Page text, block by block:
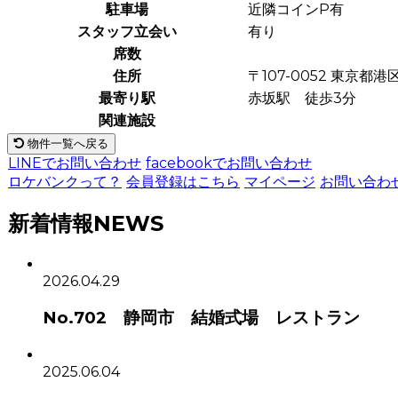
駐車場
近隣コインP有
スタッフ立会い
有り
席数
住所
〒107-0052 東京都港
最寄り駅
赤坂駅 徒歩3分
関連施設
物件一覧へ戻る
LINEでお問い合わせ facebookでお問い合わせ
ロケバンクって？ 会員登録はこちら マイページ お問い合わ
新着情報NEWS
2026.04.29
No.702 静岡市 結婚式場 レストラン
2025.06.04